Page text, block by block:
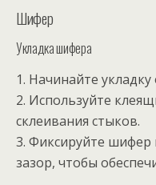
Шифер
Укладка шифера
1. Начинайте укладку
2. Используйте
склеивания стыков.
3. Фиксируйте шифер
зазор, чтобы